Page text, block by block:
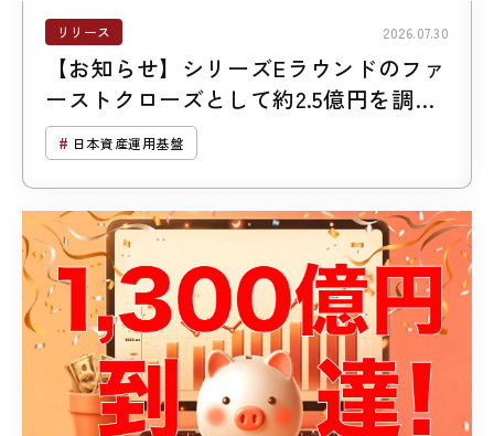
リリース 2026.07.30
【お知らせ】シリーズEラウンドのファ
ーストクローズとして約2.5億円を調達
しました
日本資産運用基盤